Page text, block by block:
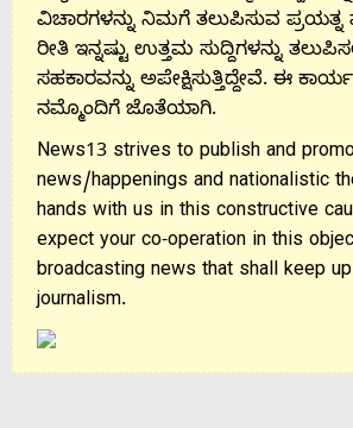
ವಿಚಾರಗಳನ್ನು ನಿಮಗೆ ತಲುಪಿಸುವ ಪ್ರಯತ್ನ
ರೀತಿ ಇನ್ನಷ್ಟು ಉತ್ತಮ ಸುದ್ದಿಗಳನ್ನು
ಸಹಕಾರವನ್ನು ಅಪೇಕ್ಷಿಸುತ್ತಿದ್ದೇವೆ. ಈ
ನಮ್ಮೊಂದಿಗೆ ಜೊತೆಯಾಗಿ.
News13 strives to publish and
news/happenings and nationalistic
hands with us in this constructive
expect your co-operation in this
broadcasting news that shall keep
journalism.